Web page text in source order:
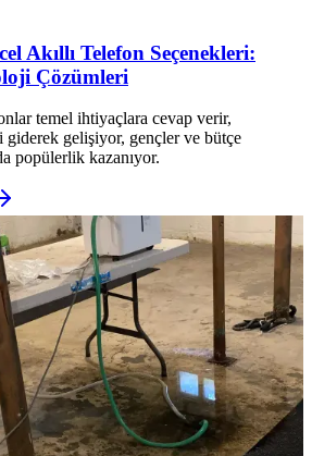
Akıllı Telefon Seçenekleri:
Çözümleri
temel ihtiyaçlara cevap verir,
gelişiyor, gençler ve bütçe
popülerlik kazanıyor.